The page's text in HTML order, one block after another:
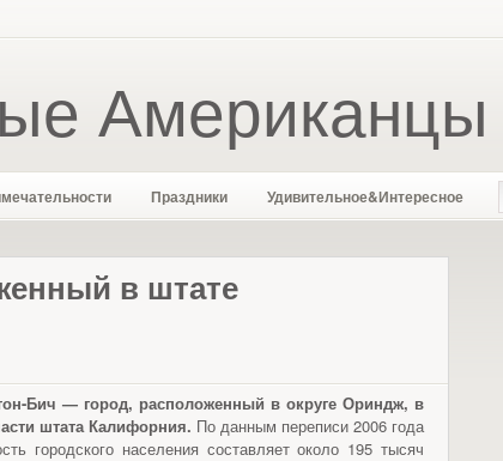
Американцы
Праздники Удивительное&Интересное
в штате
Бич — город, расположенный в округе Ориндж, в
штата Калифорния. По данным переписи 2006 года
городского населения составляет около 195 тысяч